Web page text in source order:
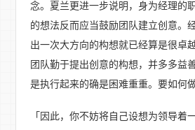
念。夏兰更进一步说明，身为经理的
的想法反而应当鼓励团队建立创意。
出一次大方向的构想就已经算是很卓
团队勤于提出创意的构想，并多多益
是执行起来的确是困难重重。要如何做
「因此，你不妨将自己设想为领导着